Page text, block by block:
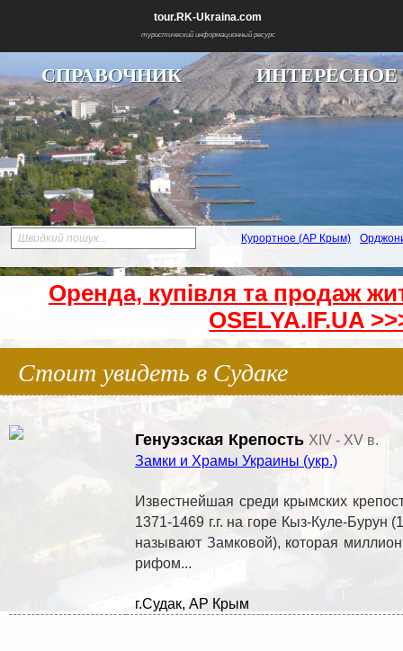
tour.RK-Ukraina.com
туристический информационный ресурс
СПРАВОЧНИК ИНТЕРЕСНОЕ
Швидкий пошук... Курортное (АР Крым)
Оренда, купівля та продаж
OSELYA.IF.UA
Стоит увидеть в Судаке
Генуэзская Крепость XIV - XV в.
Замки и Храмы Украины (укр.)
Известнейшая среди крымских
1371-1469 г.г. на горе Кыз-Куле-Бурун
называют Замковой), которая
рифом...
г.Судак, АР Крым